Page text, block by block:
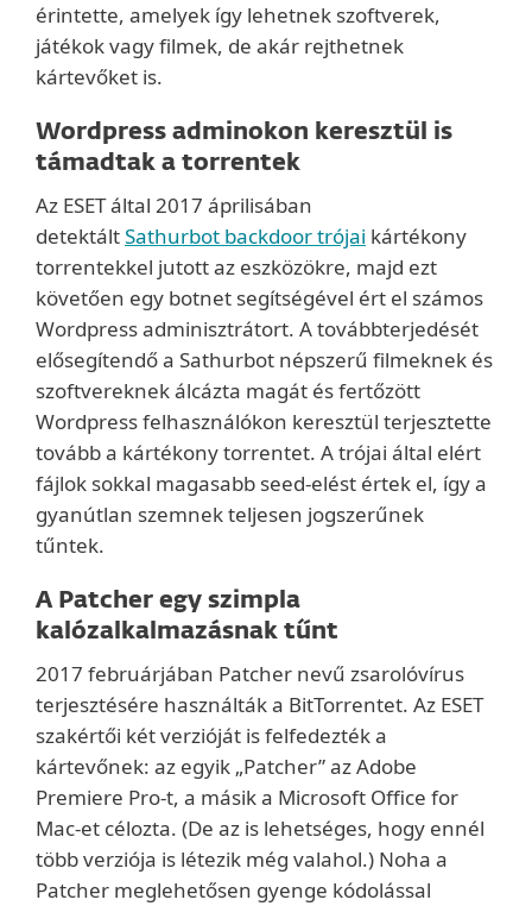
érintette, amelyek így lehetnek szoftverek,
játékok vagy filmek, de akár rejthetnek
kártevőket is.
Wordpress adminokon keresztül is
támadtak a torrentek
Az ESET által 2017 áprilisában
detektáltSathurbot backdoor trójai kártékony
torrentekkel jutott az eszközökre, majd ezt
követően egy botnet segítségével ért el számos
Wordpress adminisztrátort. A továbbterjedését
elősegítendő a Sathurbot népszerű filmeknek és
szoftvereknek álcázta magát és fertőzött
Wordpress felhasználókon keresztül terjesztette
tovább a kártékony torrentet. A trójai által elért
fájlok sokkal magasabb seed-elést értek el, így a
gyanútlan szemnek teljesen jogszerűnek
tűntek.
A Patcher egy szimpla
kalózalkalmazásnak tűnt
2017 februárjában Patcher nevű zsarolóvírus
terjesztésére használták a BitTorrentet. Az ESET
szakértői két verzióját is felfedezték a
kártevőnek: az egyik „Patcher” az Adobe
Premiere Pro-t, a másik a Microsoft Office for
Mac-et célozta. (De az is lehetséges, hogy ennél
több verziója is létezik még valahol.) Noha a
Patcher meglehetősen gyenge kódolással